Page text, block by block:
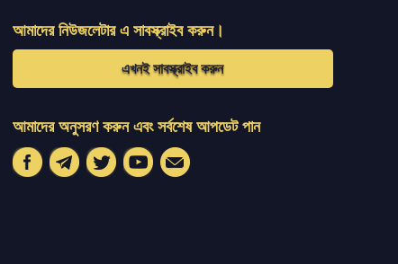
আমাদের নিউজলেটার এ সাবস্ক্রাইব করুন।
এখনই সাবস্ক্রাইব করুন
আমাদের অনুসরণ করুন এবং সর্বশেষ আপডেট পান